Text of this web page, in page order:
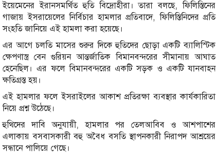
ইয়েমেনের ইরানসমর্থিত হুতি বিদ্রোহীরা। তারা বলছে, ফিলিস্তিনের
গাজায় ইসরায়েলের নির্বিচার হামলার প্রতিবাদে, ফিলিস্তিনিদের প্রতি
সংহতি জানিয়ে এই হামলা করা হয়েছে।
এর আগে চলতি মাসের শুরুর দিকে হুতিদের ছোড়া একটি ব্যালিস্টিক
ক্ষেপণাস্ত্র বেন গুরিয়ন আন্তর্জাতিক বিমানবন্দরের সীমানায় আঘাত
হেনেছিল। এর ফলে বিমানবন্দরের একটি সড়ক ও একটি যানবাহন
ক্ষতিগ্রস্ত হয়।
এই হামলার ফলে ইসরাইলের আকাশ প্রতিরক্ষা ব্যবস্থার কার্যকারিতা
নিয়ে প্রশ্ন উঠেছে।
হুথিদের দাবি অনুযায়ী, হামলার পর তেলআবিব ও আশপাশের
এলাকায় বসবাসকারী বহু অবৈধ বসতি স্থাপনকারী নিরাপদ আশ্রয়ের
সন্ধানে পালিয়ে গেছে।